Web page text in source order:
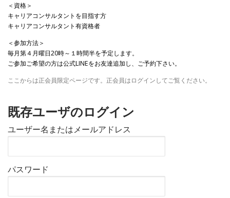
＜資格＞
キャリアコンサルタントを目指す方
キャリアコンサルタント有資格者
＜参加方法＞
毎月第４月曜日20時～１時間半を予定します。
ご参加ご希望の方は公式LINEをお友達追加し、ご予約下さい。
ここからは正会員限定ページです。正会員はログインしてご覧ください。
既存ユーザのログイン
ユーザー名またはメールアドレス
パスワード